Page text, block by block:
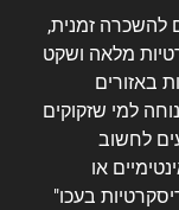
להשכרה זמנית,
מלאה ושקט
באזורים
למי שזקוקים
לחשוב
או
בעכו"